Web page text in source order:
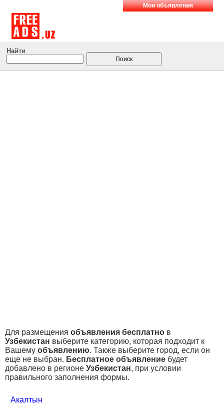
Мои объявления
Найти
Для размещения объявления бесплатно в
Узбекистан выберите категорию, которая подходит к
Вашему объявлению. Также выберите город, если он
еще не выбран. Бесплатное объявление будет
добавлено в регионе Узбекистан, при условии
правильного заполнения формы.
Акалтын